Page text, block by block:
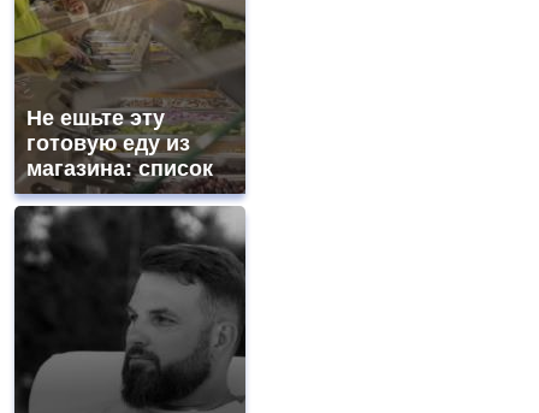
Не ешьте эту
готовую еду из
магазина: список